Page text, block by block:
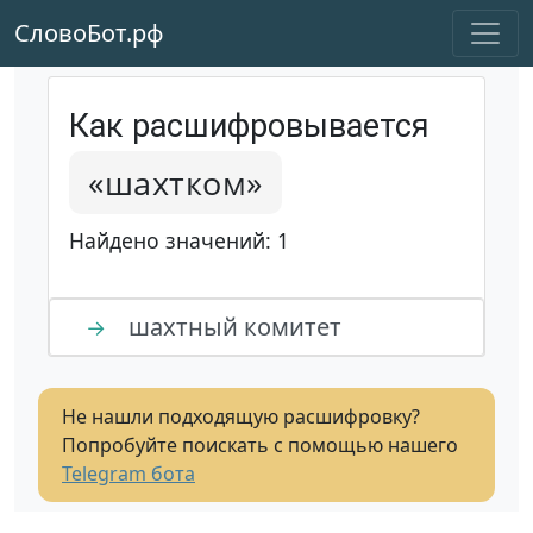
СловоБот.рф
Как расшифровывается
«шахтком»
Найдено значений: 1
→ шахтный комитет
Не нашли подходящую расшифровку?
Попробуйте поискать с помощью нашего
Telegram бота